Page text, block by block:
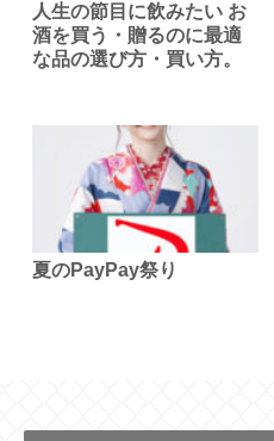
人生の節目に飲みたい お
酒を買う・贈るのに最適
な品の選び方・買い方。
夏のPayPay祭り